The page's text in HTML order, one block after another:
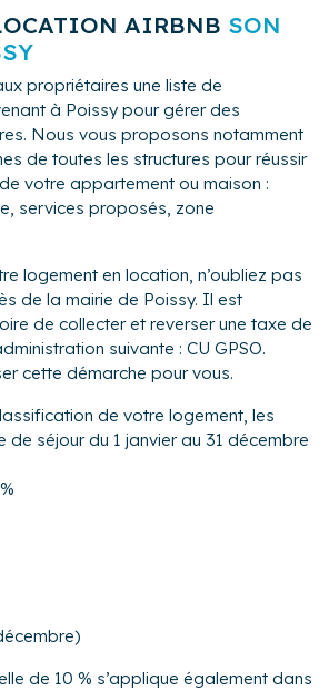
AIRBNB SON
propriétaires une liste de
à Poissy pour gérer des
Nous vous proposons notamment
de toutes les structures pour réussir
votre appartement ou maison :
services proposés, zone
logement en location, n’oubliez pas
de la mairie de Poissy. Il est
de collecter et reverser une taxe de
suivante : CU GPSO.
cette démarche pour vous.
de votre logement, les
séjour du 1 janvier au 31 décembre
de 10 % s’applique également dans